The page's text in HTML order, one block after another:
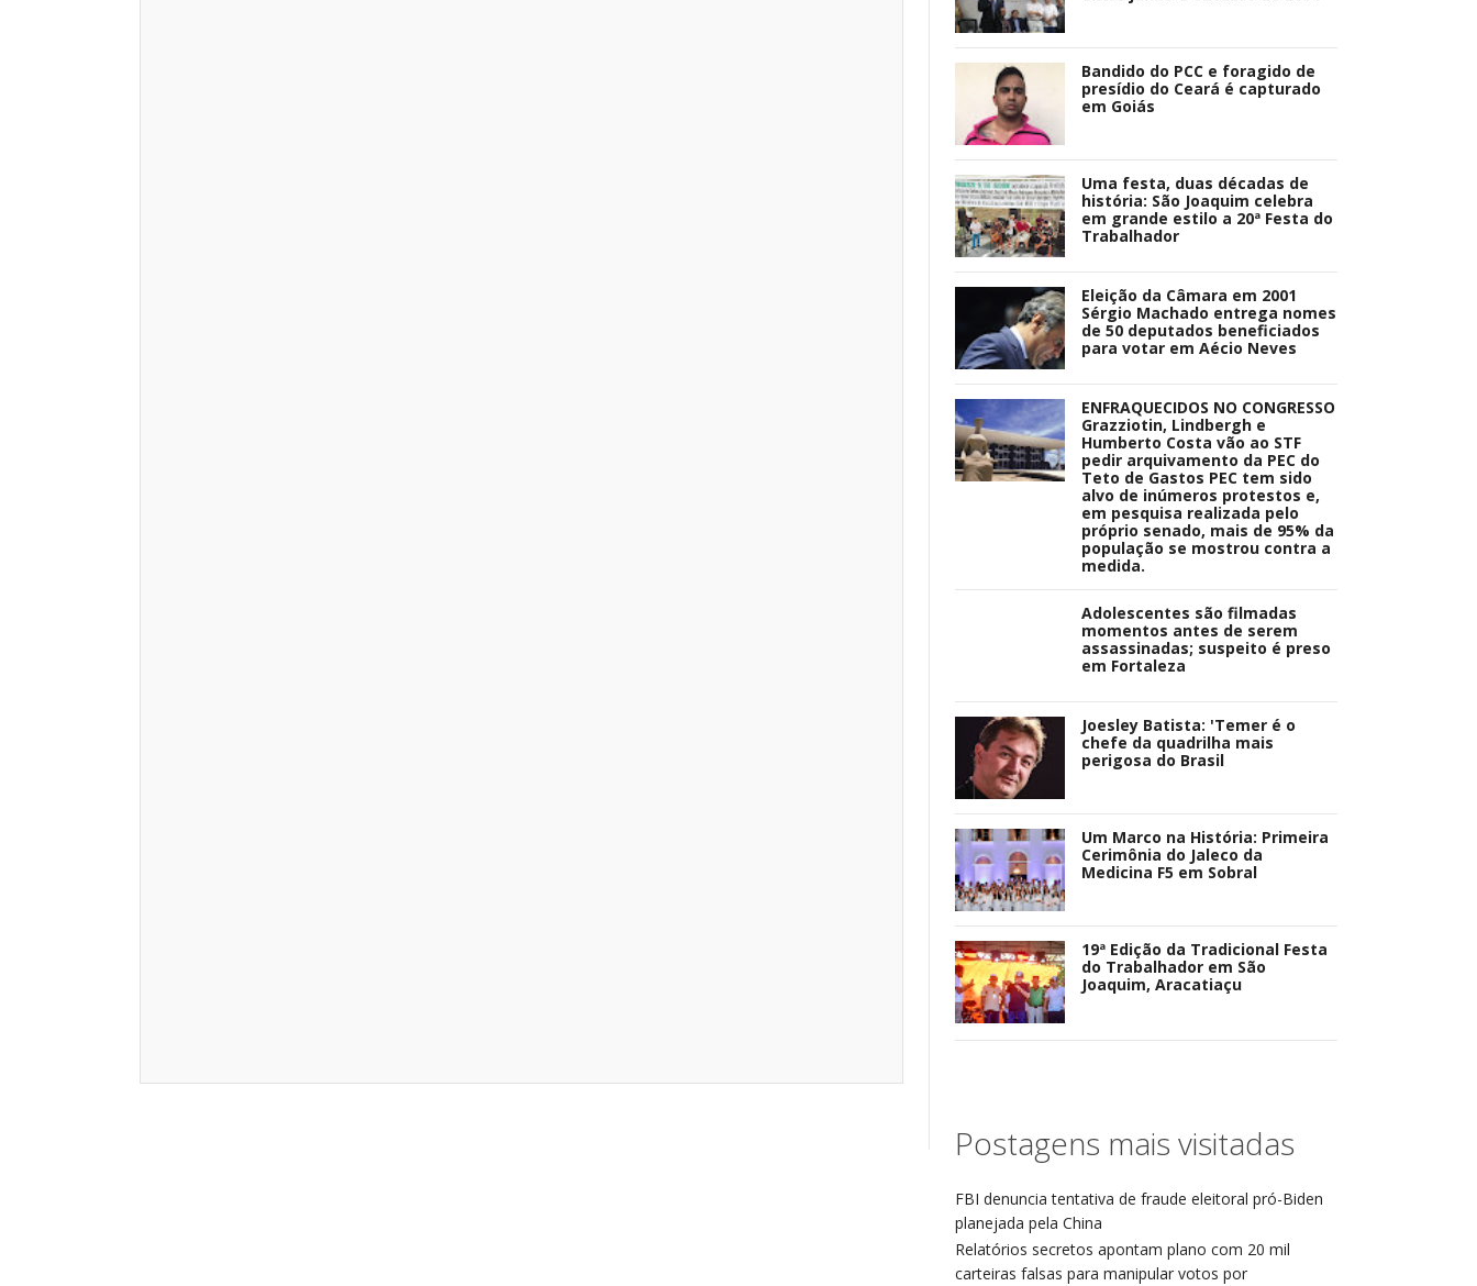
Bandido do PCC e foragido de
presídio do Ceará é capturado
em Goiás
Uma festa, duas décadas de
história: São Joaquim celebra
em grande estilo a 20ª Festa do
Trabalhador
Eleição da Câmara em 2001
Sérgio Machado entrega nomes
de 50 deputados beneficiados
para votar em Aécio Neves
ENFRAQUECIDOS NO CONGRESSO
Grazziotin, Lindbergh e
Humberto Costa vão ao STF
pedir arquivamento da PEC do
Teto de Gastos PEC tem sido
alvo de inúmeros protestos e,
em pesquisa realizada pelo
próprio senado, mais de 95% da
população se mostrou contra a
medida.
Adolescentes são filmadas
momentos antes de serem
assassinadas; suspeito é preso
em Fortaleza
Joesley Batista: 'Temer é o
chefe da quadrilha mais
perigosa do Brasil
Um Marco na História: Primeira
Cerimônia do Jaleco da
Medicina F5 em Sobral
19ª Edição da Tradicional Festa
do Trabalhador em São
Joaquim, Aracatiaçu
Postagens mais visitadas
FBI denuncia tentativa de fraude eleitoral pró-Biden
planejada pela China
Relatórios secretos apontam plano com 20 mil
carteiras falsas para manipular votos por